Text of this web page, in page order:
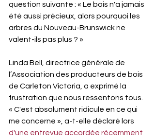
question suivante : « Le bois n'a jamais
été aussi précieux, alors pourquoi les
arbres du Nouveau-Brunswick ne
valent-ils pas plus ? »
Linda Bell, directrice générale de
l’Association des producteurs de bois
de Carleton Victoria, a exprimé la
frustration que nous ressentons tous.
« C'est absolument ridicule en ce qui
me concerne », a-t-elle déclaré lors
d'une entrevue accordée récemment